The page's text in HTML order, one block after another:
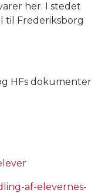
her. I stedet
til Frederiksborg
HFs dokumenter
af-elevernes-